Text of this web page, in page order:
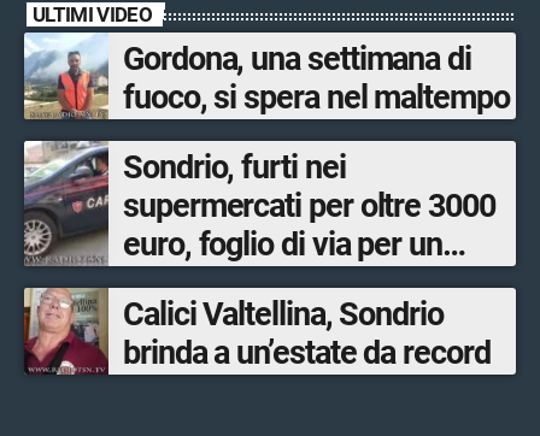
ULTIMI VIDEO
Gordona, una settimana di
fuoco, si spera nel maltempo
Sondrio, furti nei
supermercati per oltre 3000
euro, foglio di via per un
ventinovenne
Calici Valtellina, Sondrio
brinda a un’estate da record